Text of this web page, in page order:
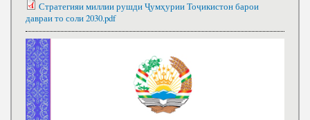
Стратегияи миллии рушди Ҷумҳурии Тоҷикистон барои
давраи то соли 2030.pdf